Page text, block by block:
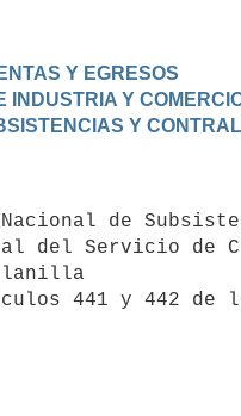
Y EGRESOS
INDUSTRIA Y
Y
del Servicio de
441 y 442 de